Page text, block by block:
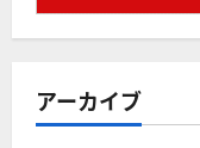
アーカイブ